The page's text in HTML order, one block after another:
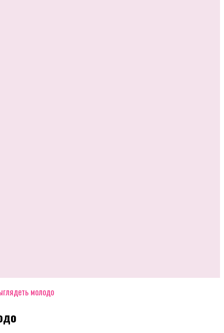
молодо